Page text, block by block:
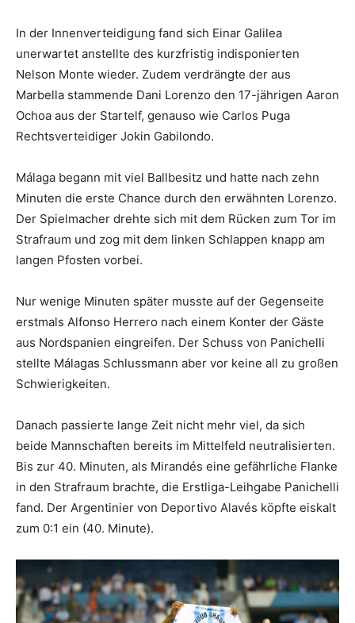
In der Innenverteidigung fand sich Einar Galilea
unerwartet anstellte des kurzfristig indisponierten
Nelson Monte wieder. Zudem verdrängte der aus
Marbella stammende Dani Lorenzo den 17-jährigen Aaron
Ochoa aus der Startelf, genauso wie Carlos Puga
Rechtsverteidiger Jokin Gabilondo.
Málaga begann mit viel Ballbesitz und hatte nach zehn
Minuten die erste Chance durch den erwähnten Lorenzo.
Der Spielmacher drehte sich mit dem Rücken zum Tor im
Strafraum und zog mit dem linken Schlappen knapp am
langen Pfosten vorbei.
Nur wenige Minuten später musste auf der Gegenseite
erstmals Alfonso Herrero nach einem Konter der Gäste
aus Nordspanien eingreifen. Der Schuss von Panichelli
stellte Málagas Schlussmann aber vor keine all zu großen
Schwierigkeiten.
Danach passierte lange Zeit nicht mehr viel, da sich
beide Mannschaften bereits im Mittelfeld neutralisierten.
Bis zur 40. Minuten, als Mirandés eine gefährliche Flanke
in den Strafraum brachte, die Erstliga-Leihgabe Panichelli
fand. Der Argentinier von Deportivo Alavés köpfte eiskalt
zum 0:1 ein (40. Minute).